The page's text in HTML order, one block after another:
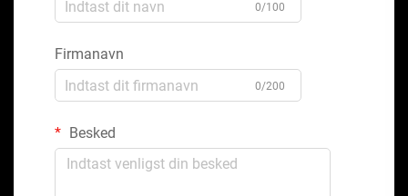
0/100
Firmanavn
0/200
Besked